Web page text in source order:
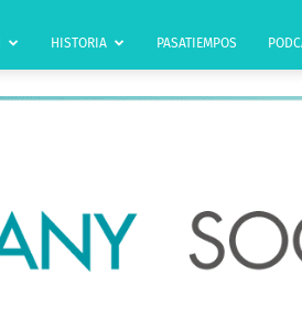
HISTORIA PASATIEMPOS